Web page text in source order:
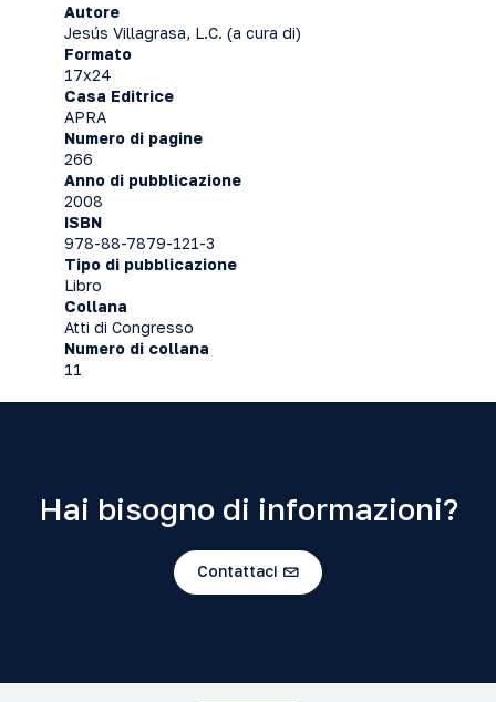
Autore
Jesús Villagrasa, L.C. (a cura di)
Formato
17x24
Casa Editrice
APRA
Numero di pagine
266
Anno di pubblicazione
2008
ISBN
978-88-7879-121-3
Tipo di pubblicazione
Libro
Collana
Atti di Congresso
Numero di collana
11
Hai bisogno di informazioni?
Contattaci